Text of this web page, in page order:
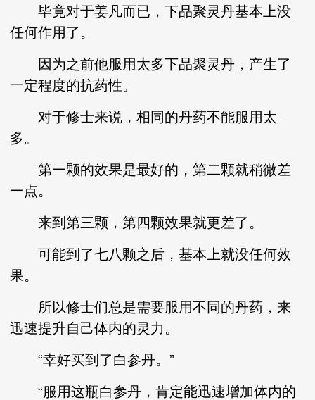
毕竟对于姜凡而已，下品聚灵丹基本上没
任何作用了。
因为之前他服用太多下品聚灵丹，产生了
一定程度的抗药性。
对于修士来说，相同的丹药不能服用太
多。
第一颗的效果是最好的，第二颗就稍微差
一点。
来到第三颗，第四颗效果就更差了。
可能到了七八颗之后，基本上就没任何效
果。
所以修士们总是需要服用不同的丹药，来
迅速提升自己体内的灵力。
“幸好买到了白参丹。”
“服用这瓶白参丹，肯定能迅速增加体内的